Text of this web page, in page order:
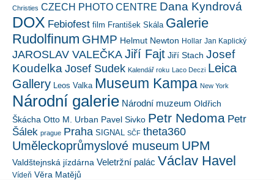
Christies CZECH PHOTO CENTRE Dana Kyndrová
DOX Febiofest film František Skála Galerie
Rudolfinum GHMP Helmut Newton Hollar Jan Kaplický
JAROSLAV VALEČKA Jiří Fajt Jiří Stach Josef
Koudelka Josef Sudek Kalendář roku Laco Deczi Leica
Gallery
Leos Valka Museum Kampa New York
Národní galerie Národní muzeum Oldřich
Škácha Otto M. Urban Pavel Sivko Petr Nedoma Petr
Šálek prague Praha SIGNAL SČF theta360
Uměleckoprůmyslové museum UPM
Valdštejnská jízdárna Veletržní palác Václav Havel
Vídeň Věra Matějů